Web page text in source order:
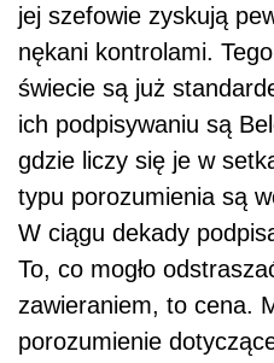
jej szefowie zyskują
nękani kontrolami.
świecie są już
ich podpisywaniu są
gdzie liczy się je w
typu porozumienia są
W ciągu dekady
To, co mogło
zawieraniem, to cena.
porozumienie